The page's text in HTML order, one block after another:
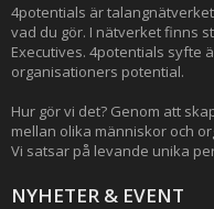
4potentials är
vad du gör. I nätverket finns
Executives. 4potentials syfte
organisationers potential.
Hur gör vi det? Genom att
mellan olika människor och
Vi satsar på levande unika
NYHETER & EVENT